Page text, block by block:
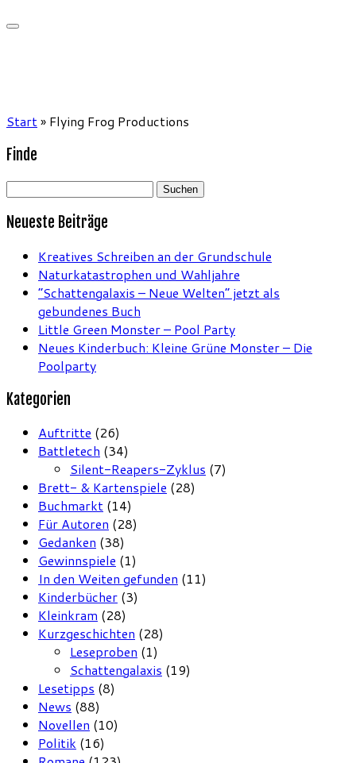
Start» Flying Frog Productions
Finde
Suchen
Neueste Beiträge
Kreatives Schreiben an der Grundschule
Naturkatastrophen und Wahljahre
“Schattengalaxis – Neue Welten” jetzt als
gebundenes Buch
Little Green Monster – Pool Party
Neues Kinderbuch: Kleine Grüne Monster – Die
Poolparty
Kategorien
Auftritte (26)
Battletech (34)
Silent-Reapers-Zyklus (7)
Brett- & Kartenspiele (28)
Buchmarkt (14)
Für Autoren (28)
Gedanken (38)
Gewinnspiele (1)
In den Weiten gefunden (11)
Kinderbücher (3)
Kleinkram (28)
Kurzgeschichten (28)
Leseproben (1)
Schattengalaxis (19)
Lesetipps (8)
News (88)
Novellen (10)
Politik (16)